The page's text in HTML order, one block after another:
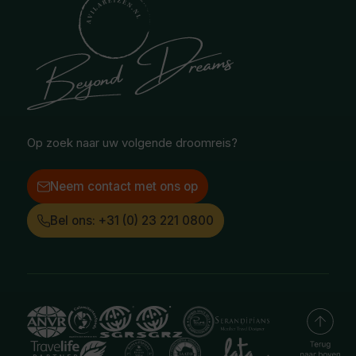
Midden-Oosten
Noord-Amerika
Poolgebied
National Geographic Expeditions
Safari & Wildlife reizen
Selfdrive reizen
Treinreizen
Reisvoorwaarden
Vacatures
Facebook
Instagram
Op zoek naar uw volgende droomreis?
Neem contact met ons op
Bel ons: +31 (0) 23 221 0800